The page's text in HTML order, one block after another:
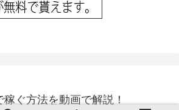
稼ぐ方法を動画で解説！